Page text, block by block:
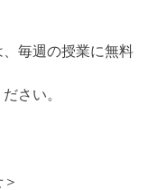
毎週の授業に無料
さい。